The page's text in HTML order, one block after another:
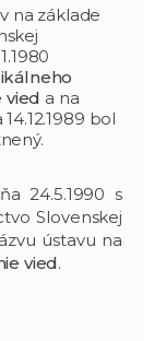
na základe
vied a na
bol
24.5.1990 s
Slovenskej
ústavu na
vied.